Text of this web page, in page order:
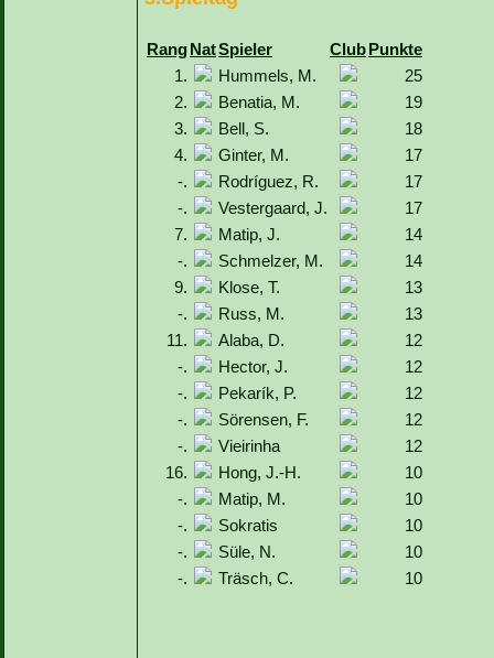
RangNatSpieler ClubPunkte
1.
Hummels, M.
25
2.
Benatia, M.
19
3.
Bell, S.
18
4.
Ginter, M.
17
-.
Rodríguez, R.
17
-.
Vestergaard, J.
17
7.
Matip, J.
14
-.
Schmelzer, M.
14
9.
Klose, T.
13
-.
Russ, M.
13
11.
Alaba, D.
12
-.
Hector, J.
12
-.
Pekarík, P.
12
-.
Sörensen, F.
12
-.
Vieirinha
12
16.
Hong, J.-H.
10
-.
Matip, M.
10
-.
Sokratis
10
-.
Süle, N.
10
-.
Träsch, C. 10